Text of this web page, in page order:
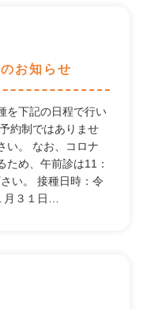
お知らせ
を下記の日程で行い
約制ではありませ
い。 なお、コロナ
ため、午前診は11：
い。 接種日時：令
月３１日…